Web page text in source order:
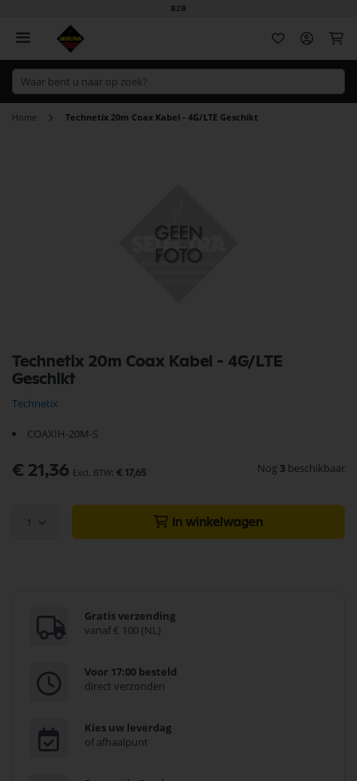
B2B
Home Technetix 20m Coax Kabel - 4G/LTE Geschikt
Technetix 20m Coax Kabel - 4G/LTE
Geschikt
Technetix
COAXIH-20M-S
€ 21,36 € 17,65 Nog 3 beschikbaar
1 In winkelwagen
Gratis verzending
vanaf € 100 (NL)
Voor 17:00 besteld
direct verzonden
Kies uw leverdag
of afhaalpunt
naar
het
van
afbeeldingen-